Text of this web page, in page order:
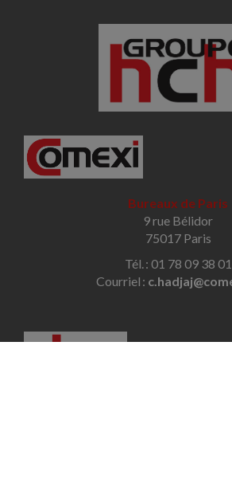
Bureaux de Paris
9 rue Bélidor
75017 Paris
Tél. : 01 78 09 38 01
Courriel :